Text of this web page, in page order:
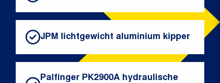
JPM lichtgewicht aluminium kipper
Palfinger PK2900A hydraulische